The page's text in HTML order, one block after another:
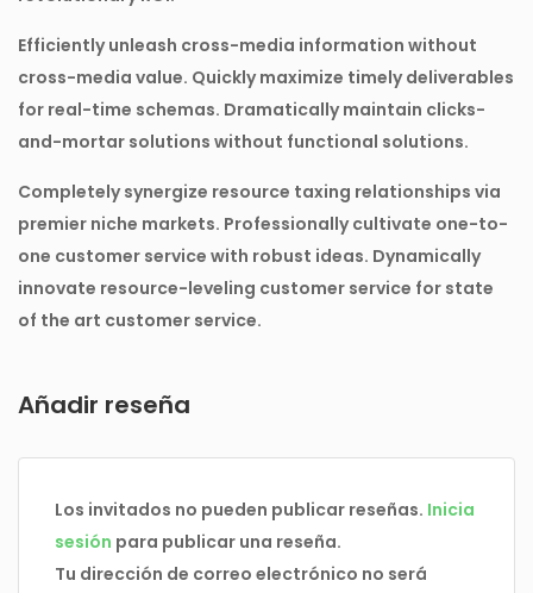
Efficiently unleash cross-media information without
cross-media value. Quickly maximize timely deliverables
for real-time schemas. Dramatically maintain clicks-
and-mortar solutions without functional solutions.
Completely synergize resource taxing relationships via
premier niche markets. Professionally cultivate one-to-
one customer service with robust ideas. Dynamically
innovate resource-leveling customer service for state
of the art customer service.
Añadir reseña
Los invitados no pueden publicar reseñas. Inicia
sesión para publicar una reseña.
Tu dirección de correo electrónico no será